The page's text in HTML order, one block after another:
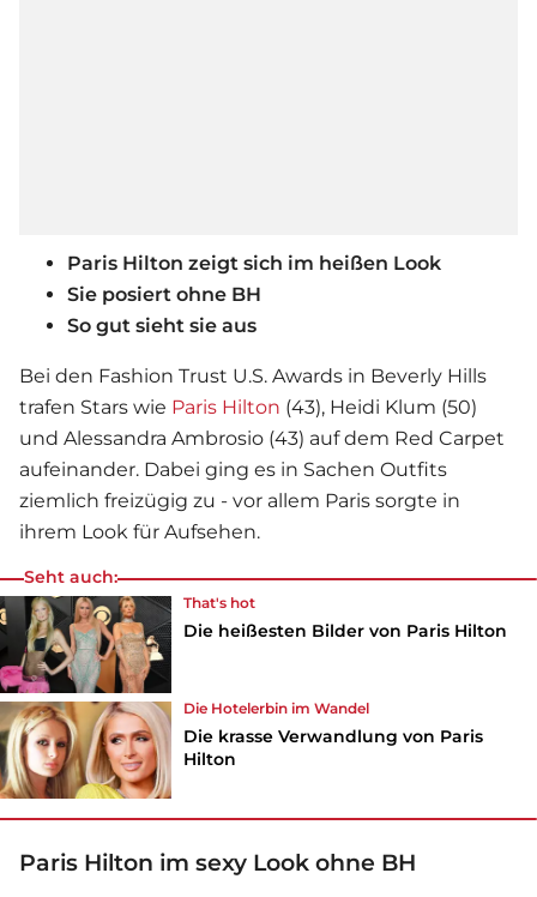
Paris Hilton zeigt sich im heißen Look
Sie posiert ohne BH
So gut sieht sie aus
Bei den Fashion Trust U.S. Awards in Beverly Hills
trafen Stars wie Paris Hilton (43), Heidi Klum (50)
und Alessandra Ambrosio (43) auf dem Red Carpet
aufeinander. Dabei ging es in Sachen Outfits
ziemlich freizügig zu - vor allem Paris sorgte in
ihrem Look für Aufsehen.
Seht auch:
That's hot
Die heißesten Bilder von Paris Hilton
Die Hotelerbin im Wandel
Die krasse Verwandlung von Paris
Hilton
Paris Hilton im sexy Look ohne BH